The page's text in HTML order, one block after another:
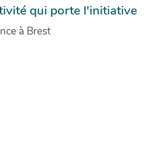
qui porte l'initiative
à Brest